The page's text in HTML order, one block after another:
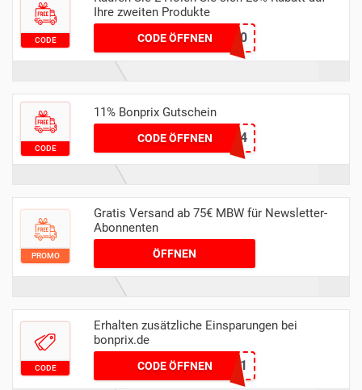
CODE
Ihre zweiten Produkte
CODE ÖFFNENSALE20
CODE
11% Bonprix Gutschein
CODE ÖFFNENSTYLE24
PROMO
Gratis Versand ab 75€ MBW für Newsletter-
Abonnenten
ÖFFNEN
CODE
Erhalten zusätzliche Einsparungen bei
bonprix.de
CODE ÖFFNEN13501